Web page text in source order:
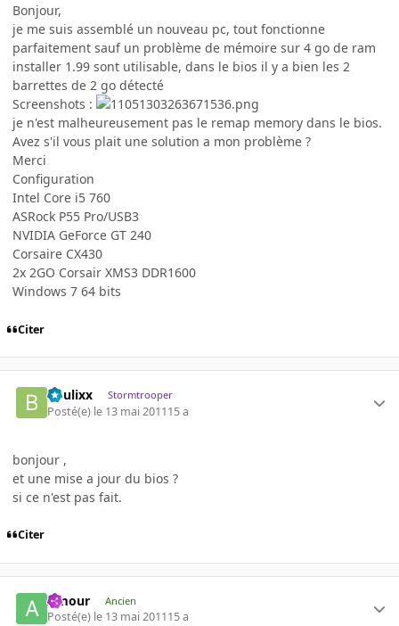
Bonjour,
je me suis assemblé un nouveau pc, tout fonctionne
parfaitement sauf un problème de mémoire sur 4 go de ram
installer 1.99 sont utilisable, dans le bios il y a bien les 2
barrettes de 2 go détecté
Screenshots :
je n'est malheureusement pas le remap memory dans le bios.
Avez s'il vous plait une solution a mon problème ?
Merci
Configuration
Intel Core i5 760
ASRock P55 Pro/USB3
NVIDIA GeForce GT 240
Corsaire CX430
2x 2GO Corsair XMS3 DDR1600
Windows 7 64 bits
Citer
boulixx Stormtrooper
Posté(e) le 13 mai 201115 a
bonjour ,
et une mise a jour du bios ?
si ce n'est pas fait.
Citer
Amour Ancien
Posté(e) le 13 mai 201115 a